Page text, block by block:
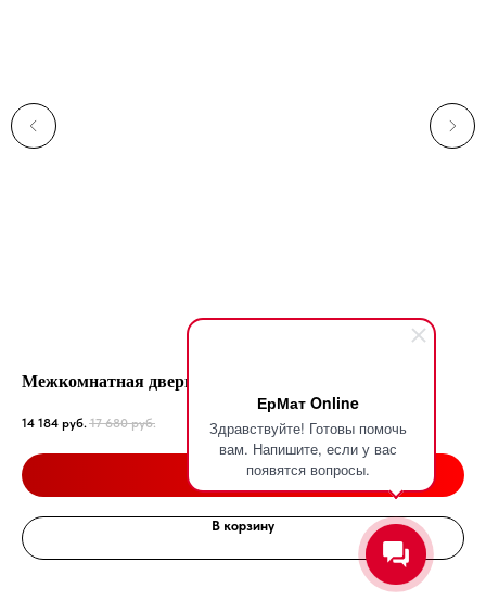
ЕрМат Online
Здравствуйте! Готовы помочь
вам. Напишите, если у вас
появятся вопросы.
Межкомнатная дверь Стар 02 со стеклом
14 184 руб. 17 680 руб.
В корзину